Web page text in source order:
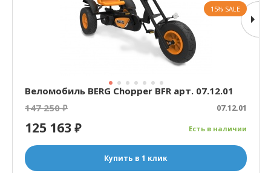
Веломобиль BERG Chopper BFR арт. 07.12.01
147 250₽ 07.12.01
Есть в наличии
125 163₽
Купить в 1 клик
15% SALE